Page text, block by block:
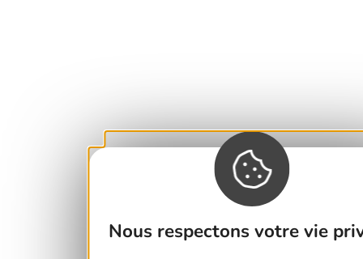
Nous respectons votre vie